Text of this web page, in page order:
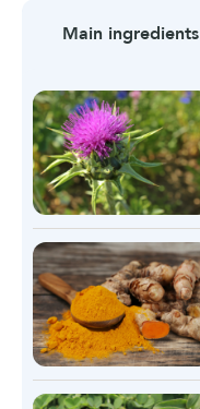
Main ingredients